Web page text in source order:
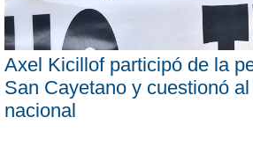
Axel Kicillof participó de la
San Cayetano y cuestionó
nacional